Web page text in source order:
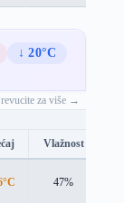
↓ 20°C
za više →
Vlažnost
47%